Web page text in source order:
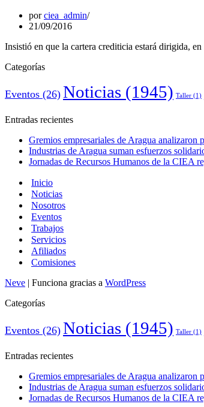
porciea_admin
21/09/2016
Insistió en que la cartera crediticia estará dirigida,
Categorías
Eventos (26) Noticias (1945) Taller (1)
Entradas recientes
Gremios empresariales de Aragua analizaron
Industrias de Aragua suman esfuerzos
Jornadas de Recursos Humanos de la CIEA
Inicio
Noticias
Nosotros
Eventos
Trabajos
Servicios
Afiliados
Comisiones
Neve | Funciona gracias a WordPress
Categorías
Eventos (26) Noticias (1945) Taller (1)
Entradas recientes
Gremios empresariales de Aragua analizaron
Industrias de Aragua suman esfuerzos
Jornadas de Recursos Humanos de la CIEA